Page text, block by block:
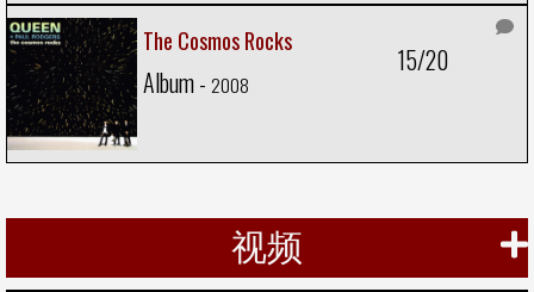
The Cosmos Rocks
Album - 2008
15/20
视频